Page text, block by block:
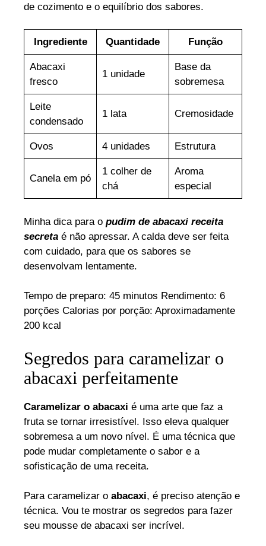
de cozimento e o equilíbrio dos sabores.
Ingrediente Quantidade Função
Abacaxi
fresco
1 unidade
Base da
sobremesa
Leite
condensado
1 lata Cremosidade
Ovos 4 unidades Estrutura
Canela em pó
1 colher de
chá
Aroma
especial
Minha dica para o pudim de abacaxi receita
secreta é não apressar. A calda deve ser feita
com cuidado, para que os sabores se
desenvolvam lentamente.
Tempo de preparo: 45 minutos Rendimento: 6
porções Calorias por porção: Aproximadamente
200 kcal
Segredos para caramelizar o
abacaxi perfeitamente
Caramelizar o abacaxi é uma arte que faz a
fruta se tornar irresistível. Isso eleva qualquer
sobremesa a um novo nível. É uma técnica que
pode mudar completamente o sabor e a
sofisticação de uma receita.
Para caramelizar o abacaxi, é preciso atenção e
técnica. Vou te mostrar os segredos para fazer
seu mousse de abacaxi ser incrível.